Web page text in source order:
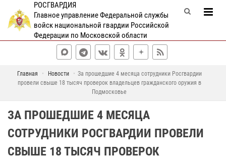
РОСГВАРДИЯ
Главное управление Федеральной службы
войск национальной гвардии Российской
Федерации по Московской области
Главная Новости
За прошедшие 4 месяца сотрудники Росгвардии
провели свыше 18 тысяч проверок владельцев гражданского оружия в
Подмосковье
ЗА ПРОШЕДШИЕ 4 МЕСЯЦА
СОТРУДНИКИ РОСГВАРДИИ ПРОВЕЛИ
СВЫШЕ 18 ТЫСЯЧ ПРОВЕРОК